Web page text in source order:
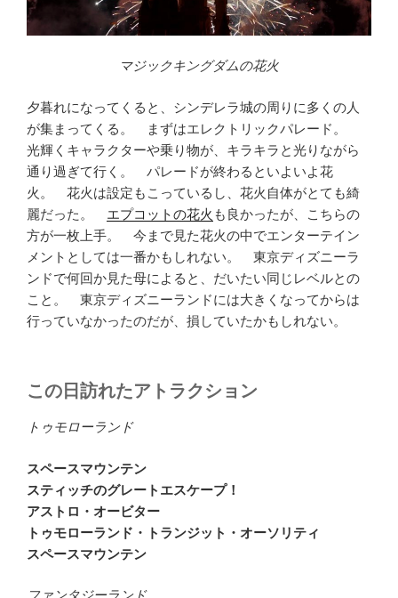
マジックキングダムの花火
夕暮れになってくると、シンデレラ城の周りに多くの人
が集まってくる。 まずはエレクトリックパレード。
光輝くキャラクターや乗り物が、キラキラと光りながら
通り過ぎて行く。 パレードが終わるといよいよ花
火。 花火は設定もこっているし、花火自体がとても綺
麗だった。 エプコットの花火 も良かったが、こちらの
方が一枚上手。 今まで見た花火の中でエンターテイン
メントとしては一番かもしれない。 東京ディズニーラ
ンドで何回か見た母によると、だいたい同じレベルとの
こと。 東京ディズニーランドには大きくなってからは
行っていなかったのだが、損していたかもしれない。
この日訪れたアトラクション
トゥモローランド
スペースマウンテン
スティッチのグレートエスケープ！
アストロ・オービター
トゥモローランド・トランジット・オーソリティ
スペースマウンテン